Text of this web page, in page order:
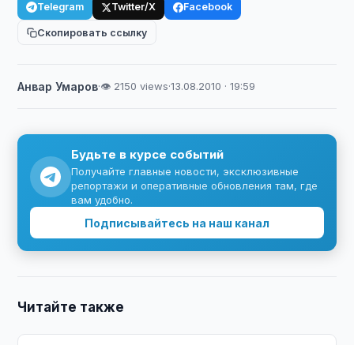
Telegram Twitter/X Facebook
Скопировать ссылку
Анвар Умаров·👁 2150 views·13.08.2010 · 19:59
Будьте в курсе событий
Получайте главные новости, эксклюзивные
репортажи и оперативные обновления там, где
вам удобно.
Подписывайтесь на наш канал
Читайте также